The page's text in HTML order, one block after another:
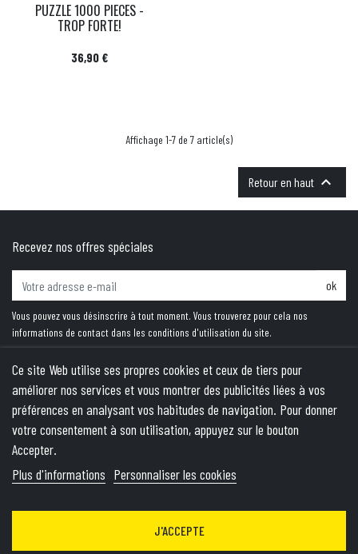
PUZZLE 1000 PIECES -
TROP FORTE!
Prix
36,90 €
Affichage 1-7 de 7 article(s)
Retour en haut 
Recevez nos offres spéciales
ok
Vous pouvez vous désinscrire à tout moment. Vous trouverez pour cela nos
informations de contact dans les conditions d'utilisation du site.
PRODUITS
NOTRE SOCIÉTÉ
VOTRE COMPTE
Ce site Web utilise ses propres cookies et ceux de tiers pour
améliorer nos services et vous montrer des publicités liées à vos
préférences en analysant vos habitudes de navigation. Pour donner
votre consentement à son utilisation, appuyez sur le bouton
Accepter.
Plus d'informations Personnaliser les cookies
J'ACCEPTE
© 2026 - Theme by Wepika- This site is protected by reCAPTCHA